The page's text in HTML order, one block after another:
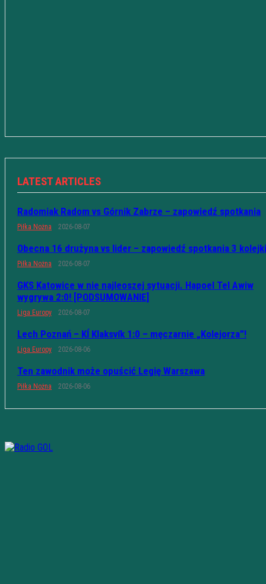
LATEST ARTICLES
Radomiak Radom vs Górnik Zabrze – zapowiedź spotkania
Piłka Nożna 2026-08-07
Obecna 16 drużyna vs lider – zapowiedź spotkania 3 kolejki
Piłka Nożna 2026-08-07
GKS Katowice w nie najleoszej sytuacji. Hapoel Tel Awiw
wygrywa 2:0! [PODSUMOWANIE]
Liga Europy 2026-08-07
Lech Poznań – KÍ Klaksvík 1:0 – męczarnie „Kolejorza”!
Liga Europy 2026-08-06
Ten zawodnik może opuścić Legię Warszawa
Piłka Nożna 2026-08-06